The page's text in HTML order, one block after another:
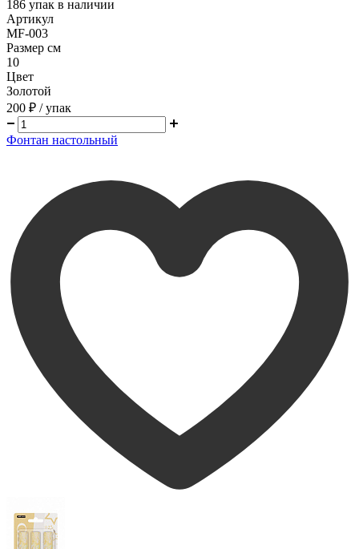
186 упак в наличии
Артикул
MF-003
Размер см
10
Цвет
Золотой
200 ₽ / упак
Фонтан настольный